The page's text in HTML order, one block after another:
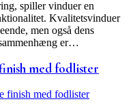
spiller vinduer en
Kvalitetsvinduer
men også dens
er…
med fodlister